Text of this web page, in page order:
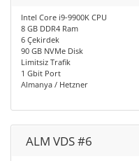
Intel Core i9-9900K CPU
8 GB DDR4 Ram
6 Çekirdek
90 GB NVMe Disk
Limitsiz Trafik
1 Gbit Port
Almanya / Hetzner
ALM VDS #6